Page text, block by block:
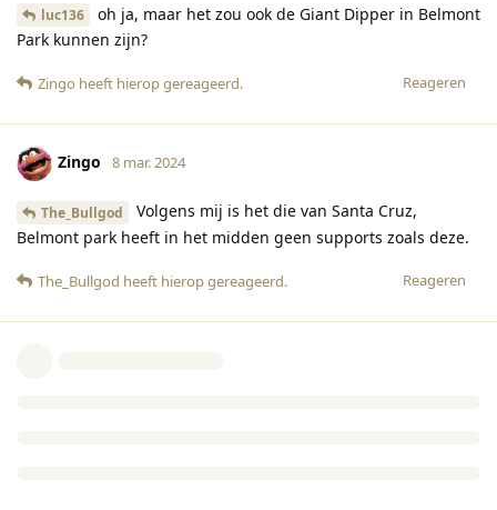
luc136
oh ja, maar het zou ook de Giant Dipper in Belmont
Park kunnen zijn?
Reageren
Zingo heeft hierop gereageerd.
Zingo 8 mar. 2024
The_Bullgod
Volgens mij is het die van Santa Cruz,
Belmont park heeft in het midden geen supports zoals deze.
Reageren
The_Bullgod heeft hierop gereageerd.